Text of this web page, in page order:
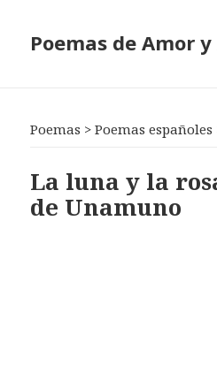
Poemas de Amor
Poemas >Poemas españoles
La luna y la
de Unamuno